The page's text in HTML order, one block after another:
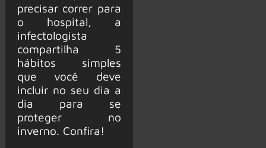
precisar correr para
o hospital, a
infectologista
compartilha 5
hábitos simples
que você deve
incluir no seu dia a
dia para se
proteger no
inverno. Confira!